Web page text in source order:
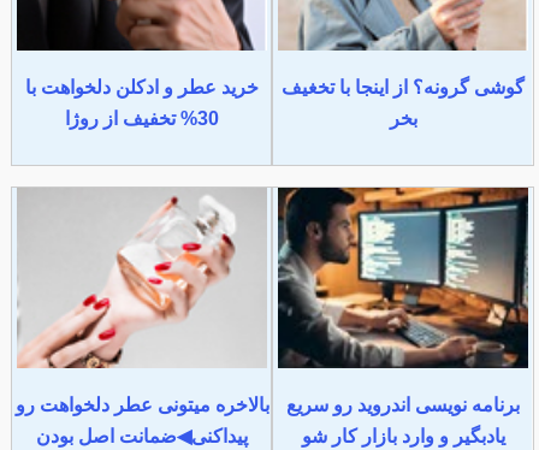
گوشی گرونه؟ از اینجا با تخغیف
بخر
خرید عطر و ادکلن دلخواهت با
30% تخفیف از روژا
برنامه نویسی اندروید رو سریع
یادبگیر و وارد بازار کار شو
بالاخره میتونی عطر دلخواهت رو
پیداکنی◀ضمانت اصل بودن